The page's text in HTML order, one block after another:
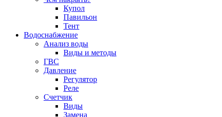
Купол
Павильон
Тент
Водоснабжение
Анализ воды
Виды и методы
ГВС
Давление
Регулятор
Реле
Счетчик
Виды
Замена